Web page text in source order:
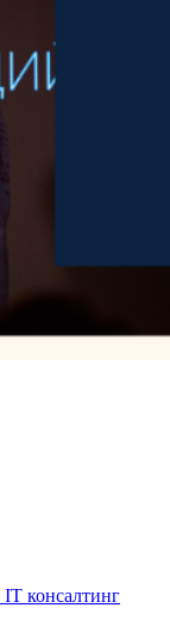
IT консалтинг